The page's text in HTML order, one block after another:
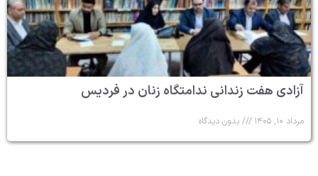
آزادی هفت زندانی ندامتگاه زنان در فردیس
مرداد ۱۰, ۱۴۰۵ بدون دیدگاه